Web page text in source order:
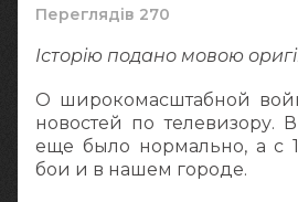
Переглядів 270
Історію подано мовою
О широкомасштабной
новостей по телевизору.
еще было нормально, а с
бои и в нашем городе.